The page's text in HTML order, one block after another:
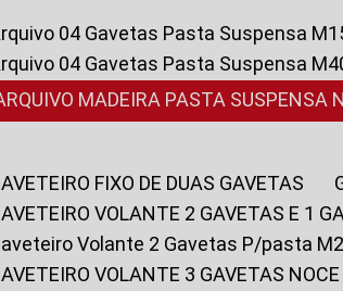
Arquivo 04 Gavetas Pasta Suspensa
Arquivo 04 Gavetas Pasta Suspensa
ARQUIVO MADEIRA PASTA SUSPENSA
GAVETEIRO FIXO DE DUAS GAVETAS
GAVETEIRO VOLANTE 2 GAVETAS E 1
Gaveteiro Volante 2 Gavetas P/pasta
GAVETEIRO VOLANTE 3 GAVETAS